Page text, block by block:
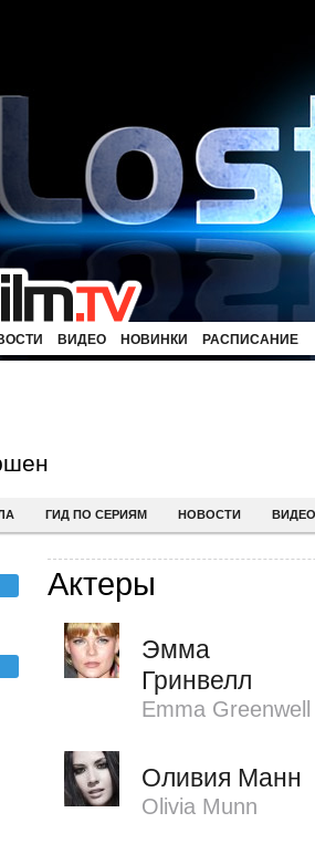
ВИДЕО НОВИНКИ РАСПИСАНИЕ
ГИД ПО СЕРИЯМ НОВОСТИ ВИДЕО
Актеры
Эмма
Гринвелл
Emma Greenwell
Оливия Манн
Olivia Munn